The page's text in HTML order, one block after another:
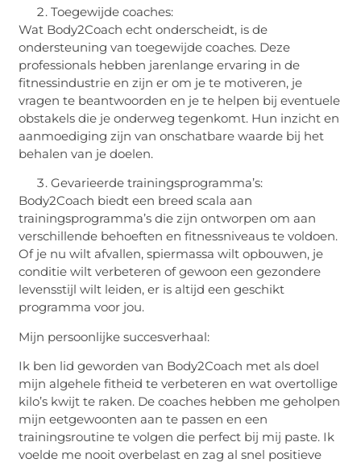
Toegewijde coaches:
Wat Body2Coach echt onderscheidt, is de
ondersteuning van toegewijde coaches. Deze
professionals hebben jarenlange ervaring in de
fitnessindustrie en zijn er om je te motiveren, je
vragen te beantwoorden en je te helpen bij eventuele
obstakels die je onderweg tegenkomt. Hun inzicht en
aanmoediging zijn van onschatbare waarde bij het
behalen van je doelen.
Gevarieerde trainingsprogramma’s:
Body2Coach biedt een breed scala aan
trainingsprogramma’s die zijn ontworpen om aan
verschillende behoeften en fitnessniveaus te voldoen.
Of je nu wilt afvallen, spiermassa wilt opbouwen, je
conditie wilt verbeteren of gewoon een gezondere
levensstijl wilt leiden, er is altijd een geschikt
programma voor jou.
Mijn persoonlijke succesverhaal:
Ik ben lid geworden van Body2Coach met als doel
mijn algehele fitheid te verbeteren en wat overtollige
kilo’s kwijt te raken. De coaches hebben me geholpen
mijn eetgewoonten aan te passen en een
trainingsroutine te volgen die perfect bij mij paste. Ik
voelde me nooit overbelast en zag al snel positieve